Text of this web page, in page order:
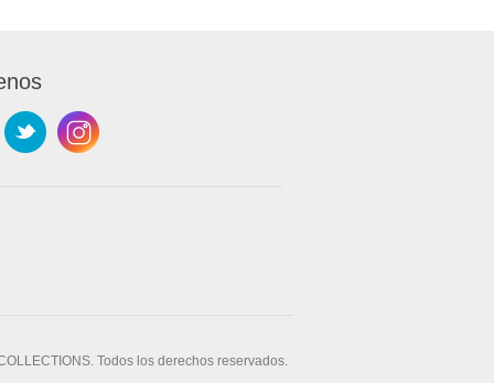
Todos los derechos reservados.